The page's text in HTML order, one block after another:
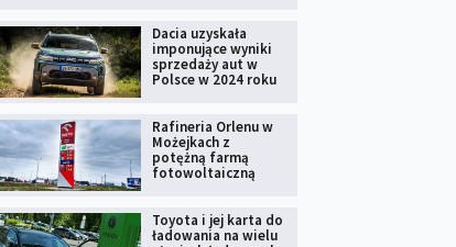
Dacia uzyskała
imponujące wyniki
sprzedaży aut w
Polsce w 2024 roku
Rafineria Orlenu w
Możejkach z
potężną farmą
fotowoltaiczną
Toyota i jej karta do
ładowania na wielu